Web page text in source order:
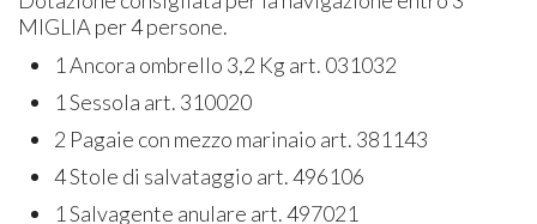
MIGLIA per 4 persone.
1 Ancora ombrello 3,2 Kg art. 031032
1 Sessola art. 310020
2 Pagaie con mezzo marinaio art. 381143
4 Stole di salvataggio art. 496106
1 Salvagente anulare art. 497021